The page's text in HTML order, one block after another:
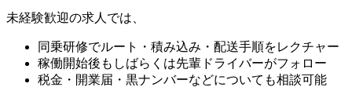
未経験歓迎の求人では、
同乗研修でルート・積み込み・配送手順をレクチャー
稼働開始後もしばらくは先輩ドライバーがフォロー
税金・開業届・黒ナンバーなどについても相談可能